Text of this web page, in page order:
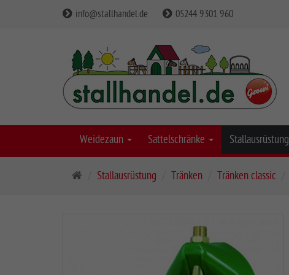
info@stallhandel.de 05244 9301 960
Weidezaun Sattelschränke Stallausrüstung
Stallausrüstung Tränken Tränken classic